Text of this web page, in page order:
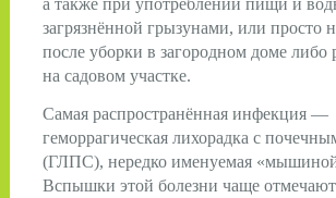
а также при употреблении пищи и
загрязнённой грызунами, или просто
после уборки в загородном доме либо
на садовом участке.
Самая распространённая инфекция —
геморрагическая лихорадка с
(ГЛПС), нередко именуемая
Вспышки этой болезни чаще